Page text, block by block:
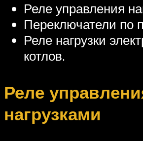
Реле управления
Переключатели по
Реле нагрузки
котлов.
Реле
нагрузками